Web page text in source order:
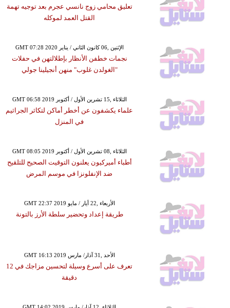
تعليق محامي زوج نانسي عجرم بعد توجيه تهمة
القتل العمد لموكله
GMT 07:28 2020 الإثنين ,06 كانون الثاني / يناير
نجمات خطفن الأنظار بإطلالتهن في حفلات
"الغولدن غلوب" منهن أنجيلينا جولي
GMT 06:58 2019 الثلاثاء ,15 تشرين الأول / أكتوبر
علماء يكشفون عن أخطر أماكن لتكاثر الجراثيم
في المنزل
GMT 08:05 2019 الثلاثاء ,08 تشرين الأول / أكتوبر
أطباء أميركيون يعلنون التوقيت الصحيح للتلقيح
ضد الإنفلونزا في موسم المرض
GMT 22:37 2019 الأربعاء ,22 أيار / مايو
طريقة إعداد وتحضير سلطة الأرز بالتونة
GMT 16:13 2019 الأحد ,31 آذار/ مارس
تعرف على أسرع وسيلة لتحسين مزاجك في 12
دقيقة